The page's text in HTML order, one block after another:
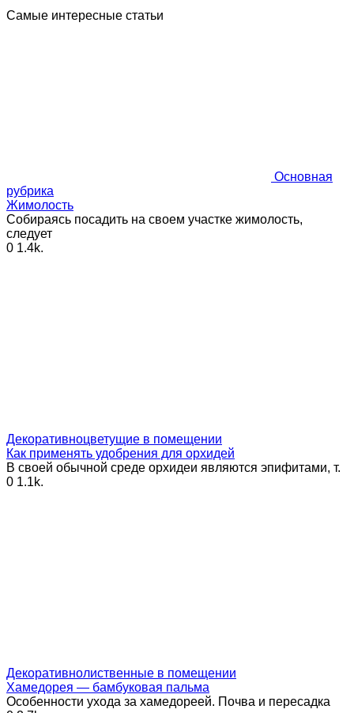
Самые интересные статьи
Основная
рубрика
Жимолость
Собираясь посадить на своем участке жимолость,
следует
0 1.4k.
Декоративноцветущие в помещении
Как применять удобрения для орхидей
В своей обычной среде орхидеи являются эпифитами, т.
0 1.1k.
Декоративнолиственные в помещении
Хамедорея — бамбуковая пальма
Особенности ухода за хамедореей. Почва и пересадка